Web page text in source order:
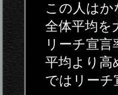
この人はか
全体平均を
リーチ宣
平均より高
ではリー